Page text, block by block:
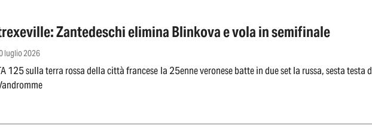
Zantedeschi elimina Blinkova e vola in semifinale
luglio 2026
125 sulla terra rossa della città francese la 25enne veronese batte in due set la russa, sesta testa